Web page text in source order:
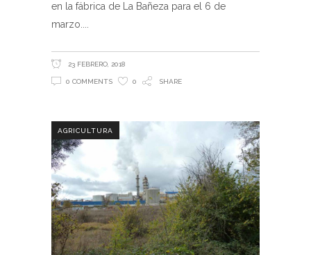
en la fábrica de La Bañeza para el 6 de
marzo.
23 FEBRERO, 2018
0 COMMENTS 0 SHARE
AGRICULTURA